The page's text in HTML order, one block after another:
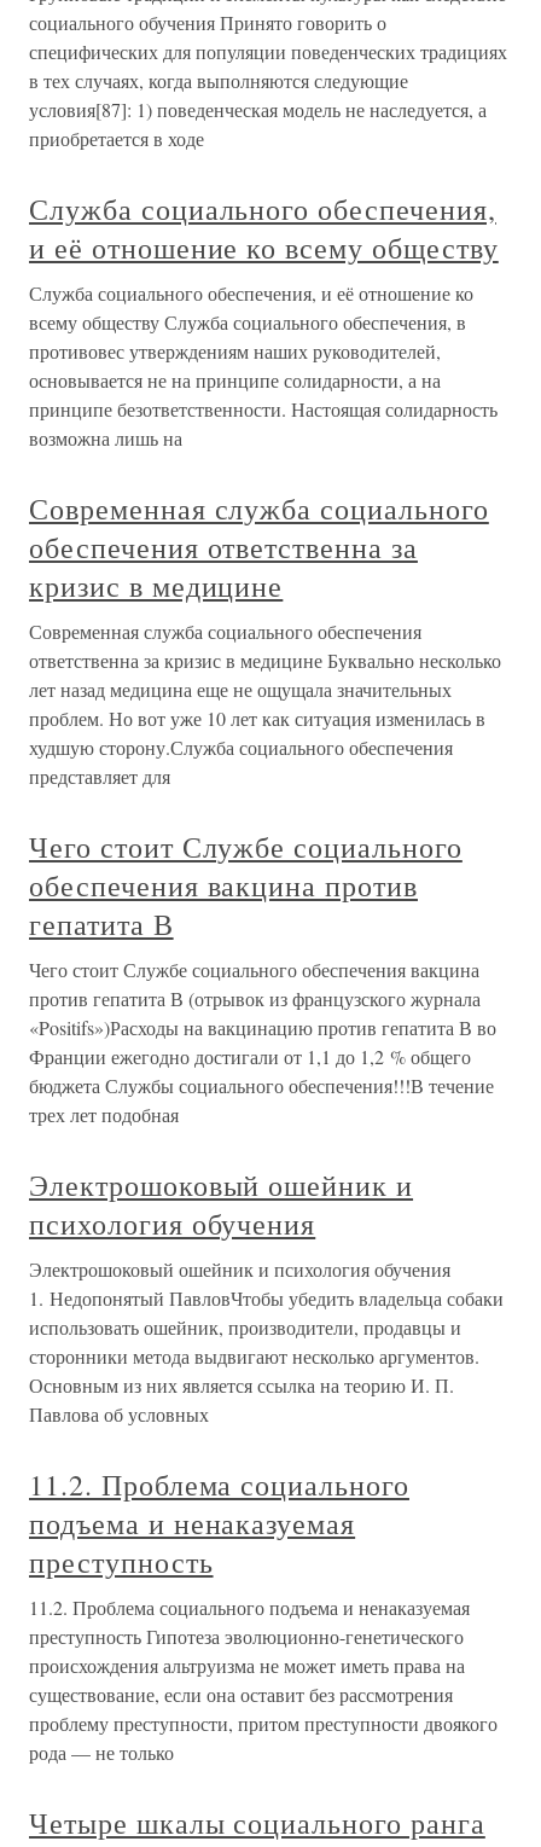
социального обучения Принято говорить о
специфических для популяции поведенческих традициях
в тех случаях, когда выполняются следующие
условия[87]: 1) поведенческая модель не наследуется, а
приобретается в ходе
Служба социального обеспечения,
и её отношение ко всему обществу
Служба социального обеспечения, и её отношение ко
всему обществу Служба социального обеспечения, в
противовес утверждениям наших руководителей,
основывается не на принципе солидарности, а на
принципе безответственности. Настоящая солидарность
возможна лишь на
Современная служба социального
обеспечения ответственна за
кризис в медицине
Современная служба социального обеспечения
ответственна за кризис в медицине Буквально несколько
лет назад медицина еще не ощущала значительных
проблем. Но вот уже 10 лет как ситуация изменилась в
худшую сторону.Служба социального обеспечения
представляет для
Чего стоит Службе социального
обеспечения вакцина против
гепатита В
Чего стоит Службе социального обеспечения вакцина
против гепатита В (отрывок из французского журнала
«Positifs»)Расходы на вакцинацию против гепатита В во
Франции ежегодно достигали от 1,1 до 1,2 % общего
бюджета Службы социального обеспечения!!!В течение
трех лет подобная
Электрошоковый ошейник и
психология обучения
Электрошоковый ошейник и психология обучения
1. Недопонятый ПавловЧтобы убедить владельца собаки
использовать ошейник, производители, продавцы и
сторонники метода выдвигают несколько аргументов.
Основным из них является ссылка на теорию И. П.
Павлова об условных
11.2. Проблема социального
подъема и ненаказуемая
преступность
11.2. Проблема социального подъема и ненаказуемая
преступность Гипотеза эволюционно-генетического
происхождения альтруизма не может иметь права на
существование, если она оставит без рассмотрения
проблему преступности, притом преступности двоякого
рода — не только
Четыре шкалы социального ранга